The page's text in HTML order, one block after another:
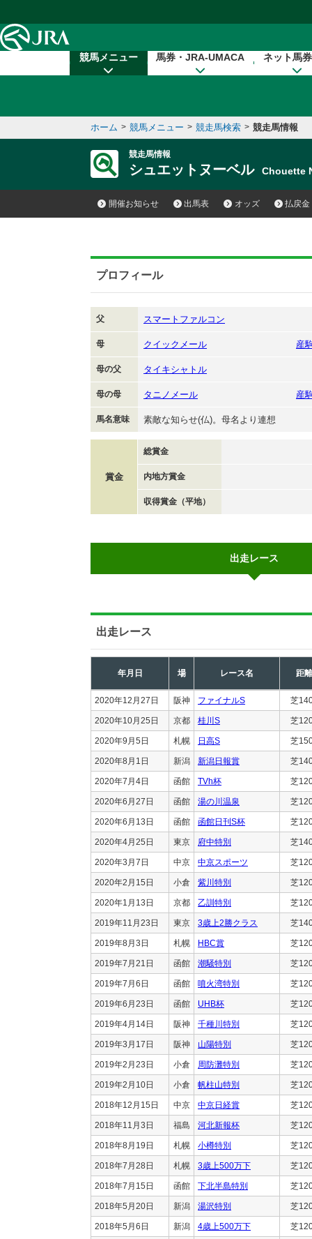
競馬メニュー 馬券・JRA-UMACA ネット馬
ホーム > 競馬メニュー > 競走馬検索 > 競走馬情報
競走馬情報
シュエットヌーベル Chouette
開催お知らせ 出馬表 オッズ 払戻金
プロフィール
父 スマートファルコン
母 クイックメール 産
母の父 タイキシャトル
母の母 タニノメール 産
馬名意味 素敵な知らせ(仏)。母名より連想
賞金
総賞金
内地方賞金
収得賞金（平地）
出走レース
出走レース
年月日 場 レース名 距離
2020年12月27日 阪神 ファイナルS 芝
2020年10月25日 京都 桂川S 芝
2020年9月5日 札幌 日高S 芝
2020年8月1日 新潟 新潟日報賞 芝
2020年7月4日 函館 TVh杯 芝
2020年6月27日 函館 湯の川温泉 芝
2020年6月13日 函館 函館日刊S杯 芝
2020年4月25日 東京 府中特別 芝
2020年3月7日 中京 中京スポーツ 芝
2020年2月15日 小倉 紫川特別 芝
2020年1月13日 京都 乙訓特別 芝
2019年11月23日 東京 3歳上2勝クラス 芝
2019年8月3日 札幌 HBC賞 芝
2019年7月21日 函館 潮騒特別 芝
2019年7月6日 函館 噴火湾特別 芝
2019年6月23日 函館 UHB杯 芝
2019年4月14日 阪神 千種川特別 芝
2019年3月17日 阪神 山陽特別 芝
2019年2月23日 小倉 周防灘特別 芝
2019年2月10日 小倉 帆柱山特別 芝
2018年12月15日 中京 中京日経賞 芝
2018年11月3日 福島 河北新報杯 芝
2018年8月19日 札幌 小樽特別 芝
2018年7月28日 札幌 3歳上500万下 芝
2018年7月15日 函館 下北半島特別 芝
2018年5月20日 新潟 湯沢特別 芝
2018年5月6日 新潟 4歳上500万下 芝